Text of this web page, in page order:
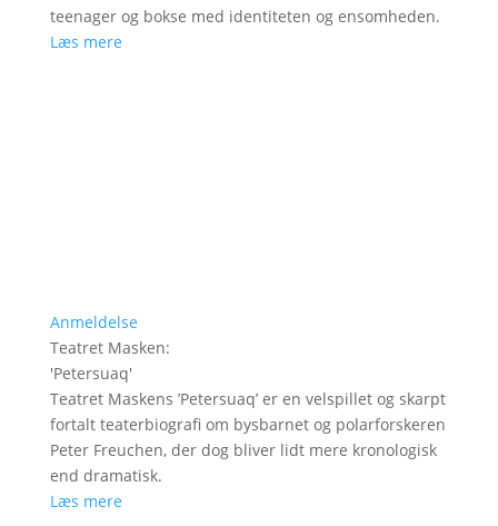
teenager og bokse med identiteten og ensomheden.
Læs mere
Anmeldelse
Teatret Masken:
'Petersuaq'
Teatret Maskens ’Petersuaq’ er en velspillet og skarpt
fortalt teaterbiografi om bysbarnet og polarforskeren
Peter Freuchen, der dog bliver lidt mere kronologisk
end dramatisk.
Læs mere